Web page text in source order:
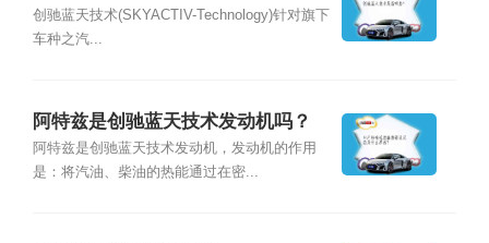
创驰蓝天技术(SKYACTIV-Technology)针对旗下
车种之汽...
阿特兹是创驰蓝天技术发动机吗？
阿特兹是创驰蓝天技术发动机，发动机的作用
是：将汽油、柴油的热能通过在密...